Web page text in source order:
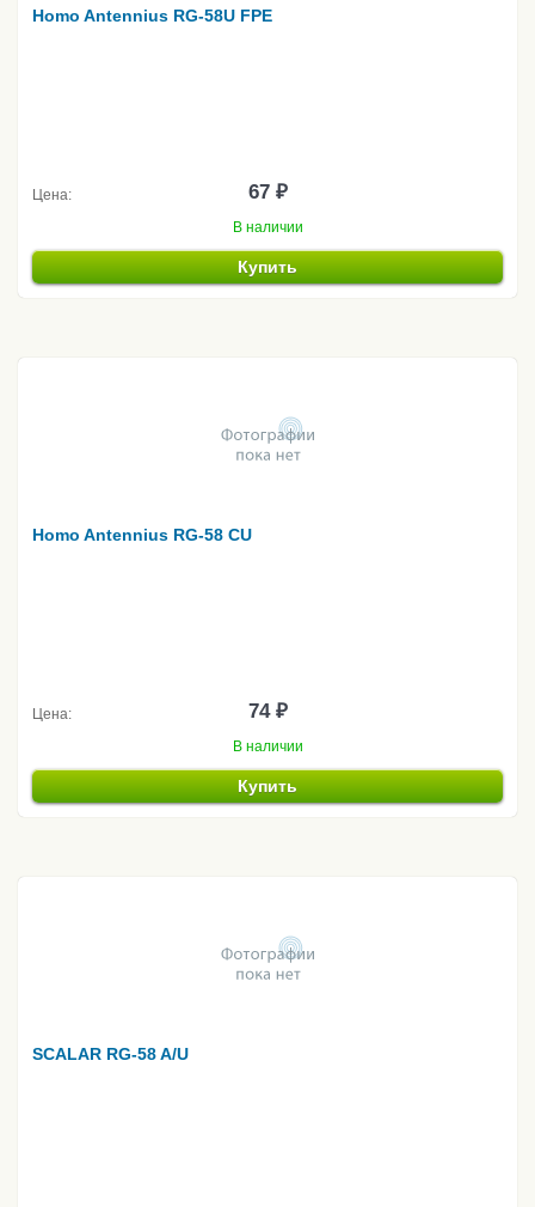
Homo Antennius RG-58U FPE
Цена: 67 ₽
В наличии
Купить
Homo Antennius RG-58 CU
Цена: 74 ₽
В наличии
Купить
SCALAR RG-58 A/U